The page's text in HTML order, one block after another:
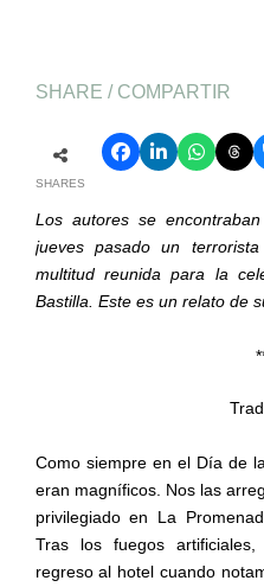
SHARE / COMPARTIR
SHARES
Los autores se
jueves pasado un
multitud reunida para la
Bastilla. Este es un relato de
Como siempre en el Día de
eran magníficos. Nos las
privilegiado en La
Tras los fuegos
regreso al hotel cuando